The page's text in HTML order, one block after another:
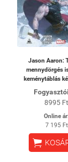
Jason Aaron:
mennydörgés
keménytáblás
8995 Ft
Online
7 195 Ft
